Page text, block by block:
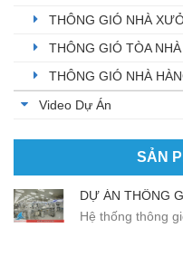
THÔNG GIÓ NHÀ
THÔNG GIÓ TÒA NHÀ
THÔNG GIÓ NHÀ
Video Dự Án
SẢN
Hệ thống thông